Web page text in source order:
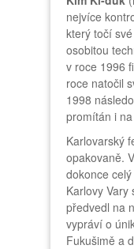
nejvíce
který točí
osobitou
v roce 1996
roce natočil
1998
promítán i
Karlovarský
opakovaně.
dokonce
Karlovy Vary
předvedl na
vypráví o
Fukušimě a